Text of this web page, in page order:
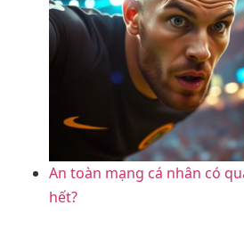
An toàn mạng cá nhân có
hết?